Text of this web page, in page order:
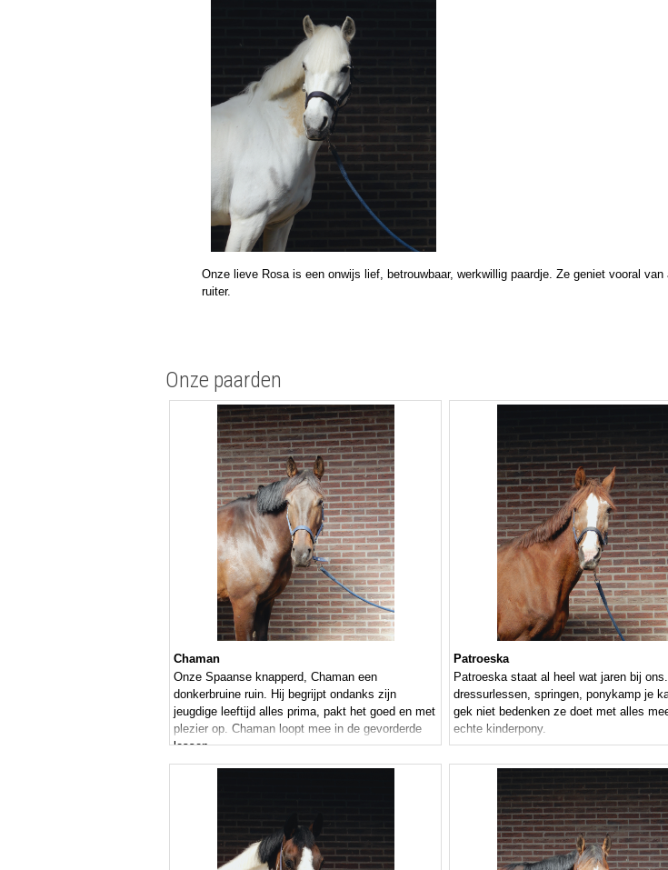
Onze lieve Rosa is een onwijs lief, betrouwbaar, werkwillig paardje. Ze geniet vooral
ruiter.
Onze paarden
Chaman
Onze Spaanse knapperd, Chaman een
donkerbruine ruin. Hij begrijpt ondanks zijn
jeugdige leeftijd alles prima, pakt het goed en met
plezier op. Chaman loopt mee in de gevorderde
lessen
Patroeska
Patroeska staat al heel wat jaren bij
dressurlessen, springen, ponykamp je
gek niet bedenken ze doet met alles
echte kinderpony.